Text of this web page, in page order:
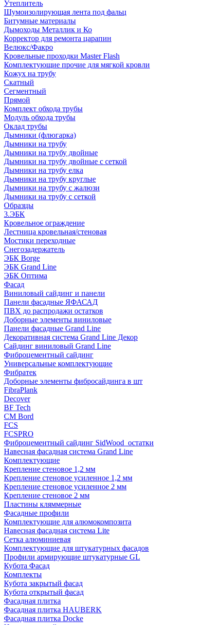
Утеплитель
Шумоизолирующая лента под фальц
Битумные материалы
Дымоходы Металлик и Ко
Корректор для ремонта царапин
Велюкс/Факро
Кровельные проходки Master Flash
Комплектующие прочие для мягкой кровли
Кожух на трубу
Скатный
Сегментный
Прямой
Комплект обхода трубы
Модуль обхода трубы
Оклад трубы
Дымники (флюгарка)
Дымники на трубу
Дымники на трубу двoйные
Дымники на трубу двoйные с сеткой
Дымники на трубу елка
Дымники на трубу круглые
Дымники на трубу с жалюзи
Дымники на трубу с сеткой
Образцы
3.ЭБК
Кровельное ограждение
Лестница кровельная/стеновая
Мостики переходные
Снегозадержатель
ЭБК Borge
ЭБК Grand Line
ЭБК Оптима
Фасад
Виниловый сайдинг и панели
Панели фасадные ЯФАСАД
ПВХ до распродажи остатков
Доборные элементы виниловые
Панели фасадные Grand Line
Декоративная система Grand Line Декор
Сайдинг виниловый Grand Line
Фиброцементный сайдинг
Универсальные комплектующие
Фибратек
Доборные элементы фибросайдинга в шт
FibraPlank
Decover
BF Tech
CM Bord
FCS
FCSPRO
Фиброцементный сайдинг SidWood_остатки
Навесная фасадная система Grand Line
Комплектующие
Крепление стеновое 1,2 мм
Крепление стеновое усиленное 1,2 мм
Крепление стеновое усиленное 2 мм
Крепление стеновое 2 мм
Пластины кляммерные
Фасадные профили
Комплектующие для алюмокомпозита
Навесная фасадная система Lite
Сетка алюминиевая
Комплектующие для штукатурных фасадов
Профили армирующие штукатурные GL
Кубота Фасад
Комплекты
Кубота закрытый фасад
Кубота открытый фасад
Фасадная плитка
Фасадная плитка HAUBERK
Фасадная плитка Docke